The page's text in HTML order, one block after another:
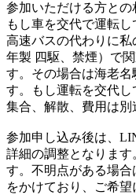
参加いただける方と
もし車を交代で運転
高速バスの代わりに私
年製 四駆、禁煙）で
す。その場合は海老名
す。もし運転を交代し
集合、解散、費用は別
参加申し込み後は、
詳細の調整となります
す。不明点がある場
をかけており、ご希